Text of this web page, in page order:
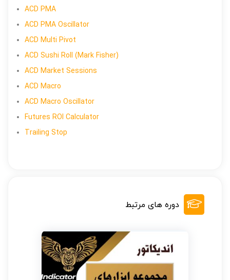
ACD PMA
ACD PMA Oscillator
ACD Multi Pivot
ACD Sushi Roll (Mark Fisher)
ACD Market Sessions
ACD Macro
ACD Macro Oscillator
Futures ROI Calculator
Trailing Stop
دوره های مرتبط